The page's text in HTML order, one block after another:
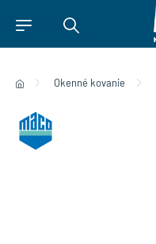
Okenné kovanie